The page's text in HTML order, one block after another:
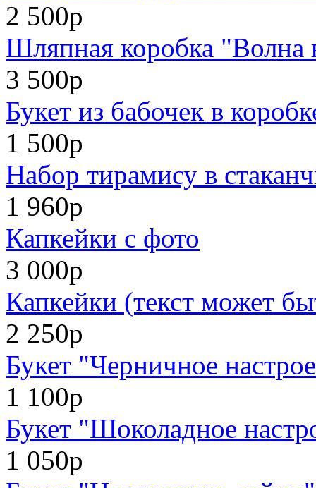
2 500р
Шляпная коробка "Волна
3 500р
Букет из бабочек в
1 500р
Набор тирамису в
1 960р
Капкейки с фото
3 000р
Капкейки (текст может
2 250р
Букет "Черничное
1 100р
Букет "Шоколадное
1 050р